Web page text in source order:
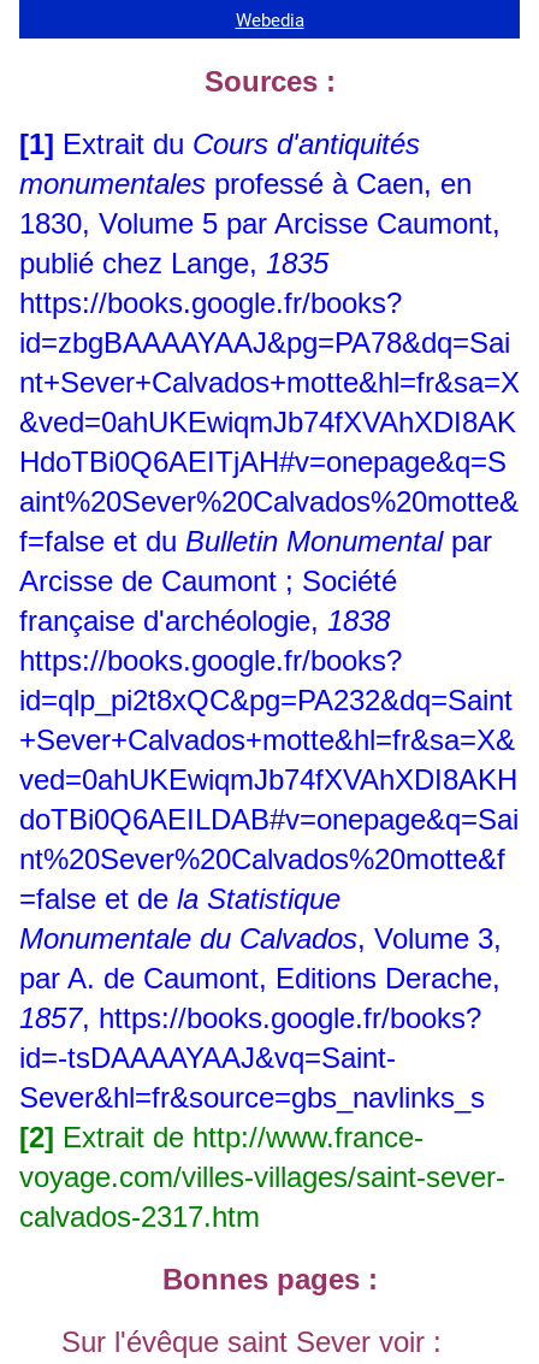
Sources :
[1] Extrait du Cours d'antiquités
monumentales professé à Caen, en
1830, Volume 5 par Arcisse Caumont,
publié chez Lange, 1835
https://books.google.fr/books?
id=zbgBAAAAYAAJ&pg=PA78&dq=Sai
nt+Sever+Calvados+motte&hl=fr&sa=X
&ved=0ahUKEwiqmJb74fXVAhXDI8AK
HdoTBi0Q6AEITjAH#v=onepage&q=S
aint%20Sever%20Calvados%20motte&
f=false et du Bulletin Monumental par
Arcisse de Caumont ; Société
française d'archéologie, 1838
https://books.google.fr/books?
id=qlp_pi2t8xQC&pg=PA232&dq=Saint
+Sever+Calvados+motte&hl=fr&sa=X&
ved=0ahUKEwiqmJb74fXVAhXDI8AKH
doTBi0Q6AEILDAB#v=onepage&q=Sai
nt%20Sever%20Calvados%20motte&f
=false et de la Statistique
Monumentale du Calvados, Volume 3,
par A. de Caumont, Editions Derache,
1857, https://books.google.fr/books?
id=-tsDAAAAYAAJ&vq=Saint-
Sever&hl=fr&source=gbs_navlinks_s
[2] Extrait de http://www.france-
voyage.com/villes-villages/saint-sever-
calvados-2317.htm
Bonnes pages :
Sur l'évêque saint Sever voir :